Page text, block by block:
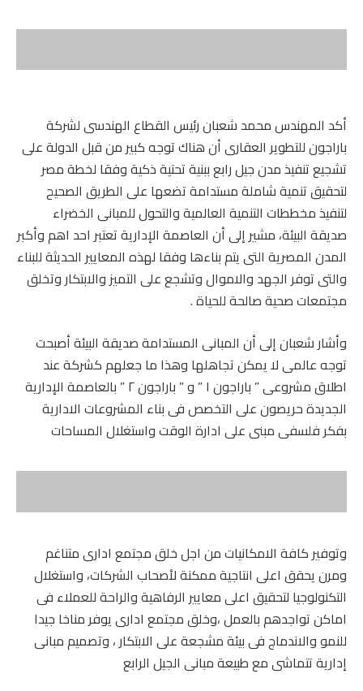
أكد المهندس محمد شعبان رئيس القطاع الهندسى لشركة
باراجون للتطوير العقارى أن هناك توجه كبير من قبل الدولة على
تشجيع تنفيذ مدن جيل رابع ببنية تحتية ذكية وفقا لخطة مصر
لتحقيق تنمية شاملة مستدامة تضعها على الطريق الصحيح
لتنفيذ مخططات التنمية العالمية والتحول للمبانى الخضراء
صديقة البيئة، مشير إلى أن العاصمة الإدارية تعتبر احد اهم وأكبر
المدن المصرية التى يتم بناءها وفقا لهذه المعايير الحديثة للبناء
والتى توفر الجهد والاموال وتشجع على التميز والابتكار وتخلق
مجتمعات صحية صالحة للحياة .
وأشار شعبان إلى أن المبانى المستدامة صديقة البيئة أصبحت
توجه عالمى لا يمكن تجاهلها وهذا ما جعلهم كشركة عند
اطلاق مشروعى ” باراجون ١ ” و ” باراجون ٢ ” بالعاصمة الإدارية
الجديدة حريصون على التخصص فى بناء المشروعات الادارية
بفكر فلسفى مبنى على ادارة الوقت واستغلال المساحات
وتوفير كافة الامكانيات من اجل خلق مجتمع ادارى متناغم
ومرن يحقق اعلى انتاجية ممكنة لأصحاب الشركات، واستغلال
التكنولوجيا لتحقيق اعلى معايير الرفاهية والراحة للعملاء فى
اماكن تواجدهم بالعمل ،وخلق مجتمع ادارى يوفر مناخا جيدا
للنمو والاندماج فى بيئة مشجعة على الابتكار ، وتصميم مبانى
إدارية تتماشى مع طبيعة مبانى الجيل الرابع